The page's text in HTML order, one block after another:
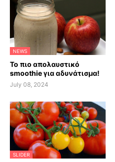
NEWS
Το πιο απολαυστικό
smoothie για αδυνάτισμα!
July 08, 2024
SLIDER